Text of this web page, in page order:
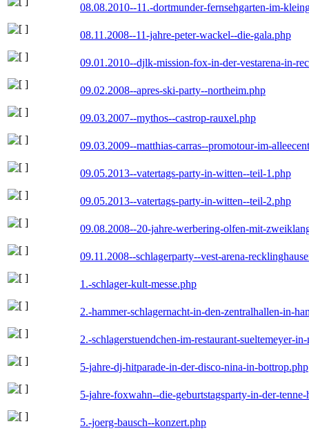
08.08.2010--11.-dortmunder-fernsehgarten-im-
08.11.2008--11-jahre-peter-wackel--die-gala.php
09.01.2010--djlk-mission-fox-in-der-vestarena-in-
09.02.2008--apres-ski-party--northeim.php
09.03.2007--mythos--castrop-rauxel.php
09.03.2009--matthias-carras--promotour-im-
09.05.2013--vatertags-party-in-witten--teil-1.php
09.05.2013--vatertags-party-in-witten--teil-2.php
09.08.2008--20-jahre-werbering-olfen-mit-
09.11.2008--schlagerparty--vest-arena-
1.-schlager-kult-messe.php
2.-hammer-schlagernacht-in-den-zentralhallen-in-
2.-schlagerstuendchen-im-restaurant-sueltemeyer-
5-jahre-dj-hitparade-in-der-disco-nina-in-bottrop.php
5-jahre-foxwahn--die-geburtstagsparty-in-der-tenne-
5.-joerg-bausch--konzert.php